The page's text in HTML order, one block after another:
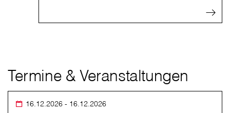
Termine & Veranstaltungen
16.12.2026 - 16.12.2026